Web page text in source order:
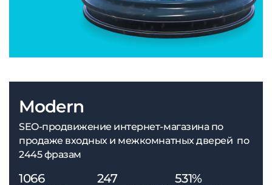
Modern
SEO-продвижение интернет-магазина по
продаже входных и межкомнатных дверей по
2445 фразам
1066 247 531%